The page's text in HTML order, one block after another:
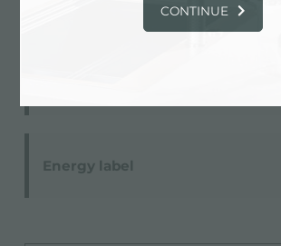
Energy label
CONTINUE